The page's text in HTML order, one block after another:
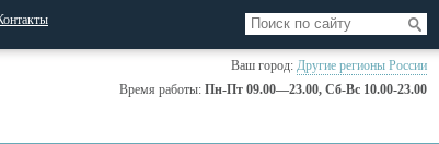
Ваш город: Другие регионы России
Время работы: Пн-Пт 09.00—23.00, Сб-Вс 10.00-23.00